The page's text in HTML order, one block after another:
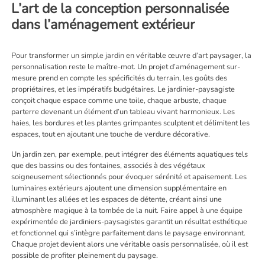
L’art de la conception personnalisée
dans l’aménagement extérieur
Pour transformer un simple jardin en véritable œuvre d’art paysager, la
personnalisation reste le maître-mot. Un projet d’aménagement sur-
mesure prend en compte les spécificités du terrain, les goûts des
propriétaires, et les impératifs budgétaires. Le jardinier-paysagiste
conçoit chaque espace comme une toile, chaque arbuste, chaque
parterre devenant un élément d’un tableau vivant harmonieux. Les
haies, les bordures et les plantes grimpantes sculptent et délimitent les
espaces, tout en ajoutant une touche de verdure décorative.
Un jardin zen, par exemple, peut intégrer des éléments aquatiques tels
que des bassins ou des fontaines, associés à des végétaux
soigneusement sélectionnés pour évoquer sérénité et apaisement. Les
luminaires extérieurs ajoutent une dimension supplémentaire en
illuminant les allées et les espaces de détente, créant ainsi une
atmosphère magique à la tombée de la nuit. Faire appel à une équipe
expérimentée de jardiniers-paysagistes garantit un résultat esthétique
et fonctionnel qui s’intègre parfaitement dans le paysage environnant.
Chaque projet devient alors une véritable oasis personnalisée, où il est
possible de profiter pleinement du paysage.